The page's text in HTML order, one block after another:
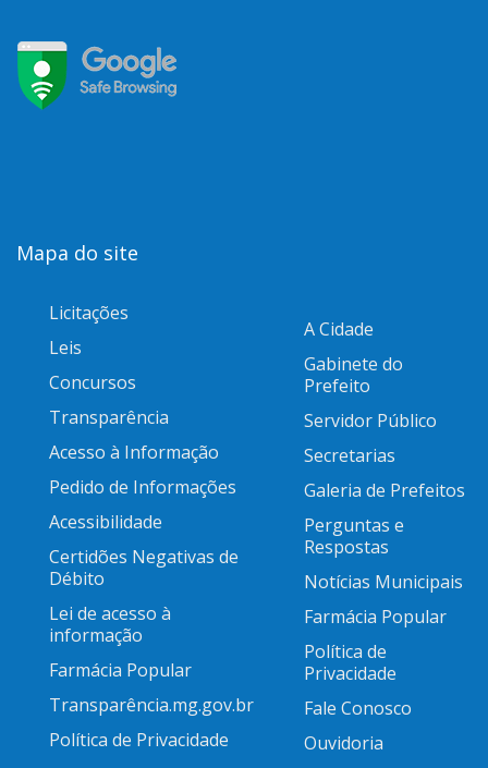
Mapa do site
Licitações
Leis
Concursos
Transparência
Acesso à Informação
Pedido de Informações
Acessibilidade
Certidões Negativas de
Débito
Lei de acesso à
informação
Farmácia Popular
Transparência.mg.gov.br
Política de Privacidade
A Cidade
Gabinete do
Prefeito
Servidor Público
Secretarias
Galeria de Prefeitos
Perguntas e
Respostas
Notícias Municipais
Farmácia Popular
Política de
Privacidade
Fale Conosco
Ouvidoria